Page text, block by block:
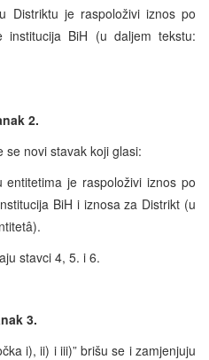
Distriktu je raspoloživi iznos po
institucija BiH (u daljem tekstu:
2.
se novi stavak koji glasi:
entitetima je raspoloživi iznos po
BiH i iznosa za Distrikt (u
stavci 4, 5. i 6.
3.
i), ii) i iii)” brišu se i zamjenjuju